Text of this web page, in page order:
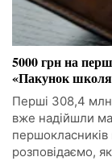
5000 грн на
«Пакунок
Перші 308,4
вже надійшли
розповідаємо,